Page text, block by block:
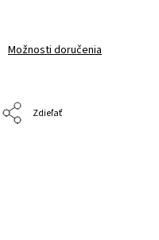
Možnosti doručenia
Zdieľať